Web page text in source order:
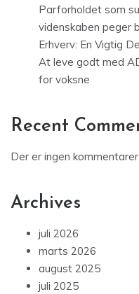
Parforholdet som
videnskaben peger
Erhverv: En Vigtig
At leve godt med
for voksne
Recent
Der er ingen
Archives
juli 2026
marts 2026
august 2025
juli 2025